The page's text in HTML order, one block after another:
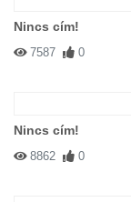
Nincs cím!
7587 0
Nincs cím!
8862 0